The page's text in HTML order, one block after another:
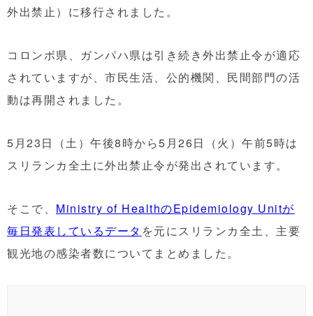
外出禁止）に移行されました。
コロンボ県、ガンパハ県は引き続き外出禁止令が適応
されていますが、市民生活、公的機関、民間部門の活
動は再開されました。
5月23日（土）午後8時から5月26日（火）午前5時は
スリランカ全土に外出禁止令が発出されています。
そこで、 Ministry of HealthのEpidemiology Unitが
毎日発表しているデータ を元にスリランカ全土、主要
観光地の感染者数についてまとめました。